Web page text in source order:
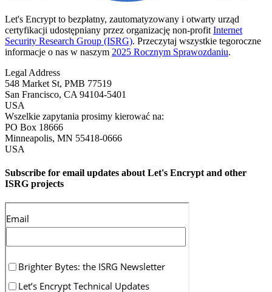
Let's Encrypt to bezpłatny, zautomatyzowany i otwarty urząd
certyfikacji udostępniany przez organizację non-profit Internet
Security Research Group (ISRG). Przeczytaj wszystkie tegoroczne
informacje o nas w naszym 2025 Rocznym Sprawozdaniu.
Legal Address
548 Market St, PMB 77519
San Francisco, CA 94104-5401
USA
Wszelkie zapytania prosimy kierować na:
PO Box 18666
Minneapolis, MN 55418-0666
USA
Subscribe for email updates about Let's Encrypt and other
ISRG projects